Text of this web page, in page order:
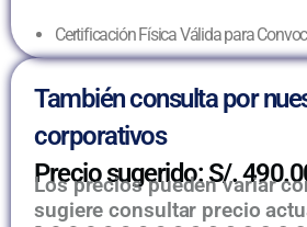
Certificación Física Válida para
También consulta por
corporativos
Precio sugerido: S/.
Los precios pueden variar
sugiere consultar precio